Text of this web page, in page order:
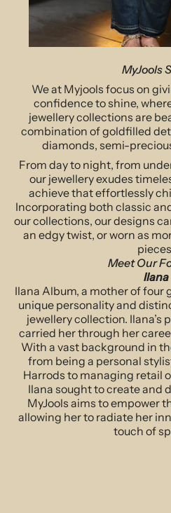
MyJools
We at Myjools focus on
confidence to shine,
jewellery collections are
combination of goldfilled
diamonds, semi-
From day to night, from
our jewellery exudes
achieve that effortlessly
Incorporating both classic
our collections, our designs
an edgy twist, or worn as
Meet Our
Ilana
Ilana Album, a mother of four
unique personality and
jewellery collection. Ilana’s
carried her through her
With a vast background in
from being a personal
Harrods to managing retail
Ilana sought to create and
MyJools aims to empower
allowing her to radiate her
touch of